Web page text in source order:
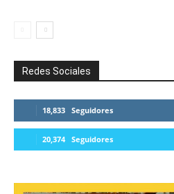
Redes Sociales
18,833 Seguidores
20,374 Seguidores